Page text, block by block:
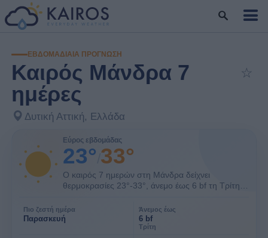
ΕΒΔΟΜΑΔΙΑΊΑ ΠΡΌΓΝΩΣΗ
Καιρός Μάνδρα 7
ημέρες
☆
Δυτική Αττική, Ελλάδα
Εύρος εβδομάδας
23° 33°
Ο καιρός 7 ημερών στη Μάνδρα δείχνει
θερμοκρασίες 23°-33°, άνεμο έως 6 bf τη Τρίτη
φαίνεται η Παρασκευή.
Πιο ζεστή ημέρα
Παρασκευή
Άνεμος έως
6 bf
Τρίτη